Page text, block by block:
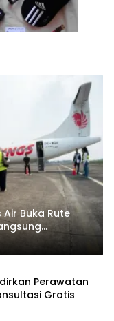
Buka Rute
Perawatan
Gratis